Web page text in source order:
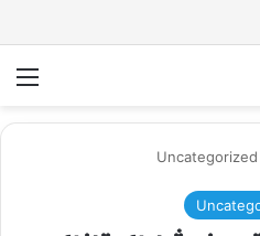
Uncategorized